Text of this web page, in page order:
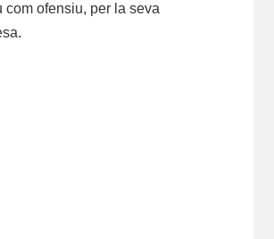
ofensiu, per la seva